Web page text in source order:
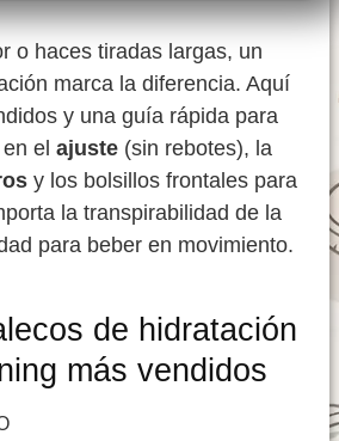
o haces tiradas largas, un
marca la diferencia. Aquí
y una guía rápida para
el ajuste (sin rebotes), la
y los bolsillos frontales para
la transpirabilidad de la
para beber en movimiento.
de hidratación
más vendidos